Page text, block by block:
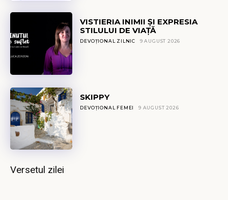
VISTIERIA INIMII ȘI EXPRESIA
STILULUI DE VIAȚĂ
DEVOȚIONAL ZILNIC 9 AUGUST 2026
SKIPPY
DEVOȚIONAL FEMEI 9 AUGUST 2026
Versetul zilei